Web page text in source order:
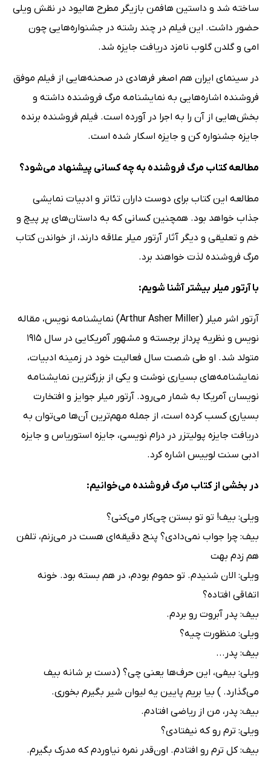
ساخته شد و داستین هافمن بازیگر مطرح هالیود در نقش ویلی
حضور داشت. این فیلم در چند رشته در جشنواره‌هایی چون
امی و گلدن گلوب نامزد دریافت جایزه شد.
در سینمای ایران هم اصغر فرهادی در صحنه‌هایی از فیلم موفق
فروشنده اشاره‌هایی به نمایشنامه مرگ فروشنده داشته و
بخش‌هایی از آن را به اجرا در آورده است. فیلم فروشنده برنده
جایزه جشنواره کن و جایزه اسکار شده است.
مطالعه کتاب مرگ فروشنده به چه کسانی پیشنهاد ‌می‌شود؟
مطالعه این کتاب برای دوست داران تئاتر و ادبیات نمایشی
جذاب خواهد بود. همچنین کسانی که به داستان‌های پر پیچ و
خم و تعلیقی و دیگر آثار آرتور میلر علاقه دارند، از خواندن کتاب
مرگ فروشنده لذت خواهند برد.
با آرتور میلر بیشتر آشنا شویم:
آرتور اشر میلر (Arthur Asher Miller) نمایشنامه نویس، مقاله
نویس و نظریه پرداز برجسته و مشهور آمریکایی در سال 1915
متولد شد. او طی شصت سال فعالیت خود در زمینه ادبیات،
نمایشنامه‌های بسیاری نوشت و یکی از بزرگترین نمایشنامه
نویسان آمریکا به شمار می‌رود. آرتور میلر جوایز و افتخارت
بسیاری کسب کرده است، از جمله مهم‌ترین آن‌ها می‌توان به
دریافت جایزه پولیتزر در درام نویسی، جایزه استوریاس و جایزه
ادبی سنت لوییس اشاره کرد.
در بخشی از کتاب مرگ فروشنده می‌خوانیم:
ویلی: بیف! تو تو بستن چی‌کار می‌کنی؟
بیف: چرا جواب نمی‌دادی؟ پنج دقیقه‌ای هست در می‌زنم، تلفن
هم زدم بهت
ویلی: الان شنیدم. تو حموم بودم، در هم بسته بود. خونه
اتفاقی افتاده؟
بیف: پدر آبروت رو بردم.
ویلی: منظورت چیه؟
بیف: پدر...
ویلی: بیفی، این حرف‌ها یعنی چی؟ (دست بر شانه بیف
می‌گذارد. ) بیا بریم پایین یه لیوان شیر بگیرم بخوری.
بیف: پدر، من از ریاضی افتادم.
ویلی: ترم رو که نیفتادی؟
بیف: کل ترم رو افتادم. اون‌قدر نمره نیاوردم که مدرک بگیرم.